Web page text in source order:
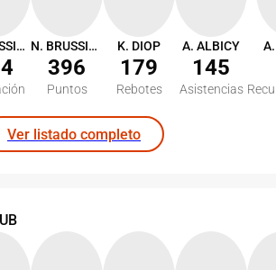
N. BRUSSINO N. BRUSSINO
396
Puntos
K. DIOP
179
Rebotes
A. ALBICY
145
Asistencias
Ver listado completo